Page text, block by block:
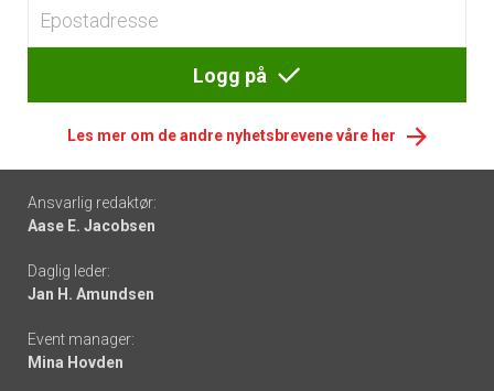
Logg på
Les mer om de andre nyhetsbrevene våre her
Footer
-
links
Ansvarlig redaktør:
Aase E. Jacobsen
Daglig leder:
Jan H. Amundsen
Event manager:
Mina Hovden